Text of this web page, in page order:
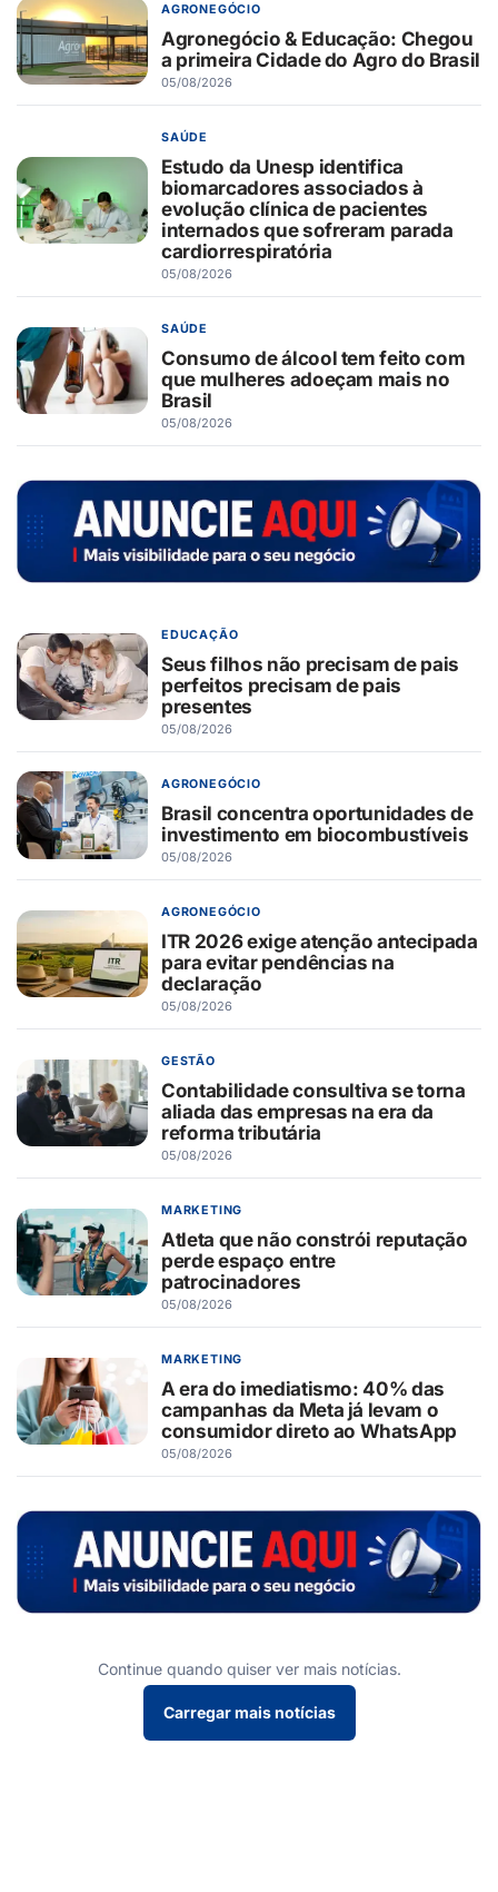
AGRONEGÓCIO
Agronegócio & Educação: Chegou
a primeira Cidade do Agro do Brasil
05/08/2026
SAÚDE
Estudo da Unesp identifica
biomarcadores associados à
evolução clínica de pacientes
internados que sofreram parada
cardiorrespiratória
05/08/2026
SAÚDE
Consumo de álcool tem feito com
que mulheres adoeçam mais no
Brasil
05/08/2026
EDUCAÇÃO
Seus filhos não precisam de pais
perfeitos precisam de pais
presentes
05/08/2026
AGRONEGÓCIO
Brasil concentra oportunidades de
investimento em biocombustíveis
05/08/2026
AGRONEGÓCIO
ITR 2026 exige atenção antecipada
para evitar pendências na
declaração
05/08/2026
GESTÃO
Contabilidade consultiva se torna
aliada das empresas na era da
reforma tributária
05/08/2026
MARKETING
Atleta que não constrói reputação
perde espaço entre
patrocinadores
05/08/2026
MARKETING
A era do imediatismo: 40% das
campanhas da Meta já levam o
consumidor direto ao WhatsApp
05/08/2026
Continue quando quiser ver mais notícias.
Carregar mais notícias